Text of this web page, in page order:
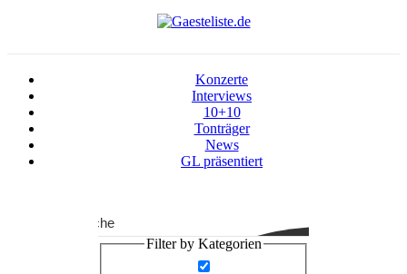
Konzerte
Interviews
10+10
Tonträger
News
GL präsentiert
Suche
Filter by Kategorien